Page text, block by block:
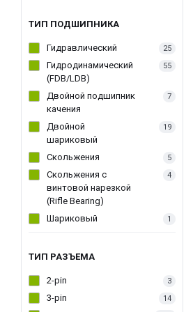
ТИП ПОДШИПНИКА
Гидравлический 25
Гидродинамический
(FDB/LDB)
55
Двойной подшипник
качения
7
Двойной
шариковый
19
Скольжения 5
Скольжения c
винтовой нарезкой
(Rifle Bearing)
4
Шариковый 1
ТИП РАЗЪЕМА
2-pin 3
3-pin 14